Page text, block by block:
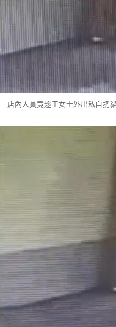
店內人員竟趁王女士外出私自扔